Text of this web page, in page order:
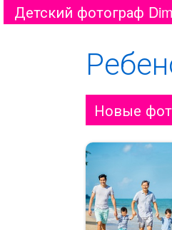
Детский фотограф
Новые